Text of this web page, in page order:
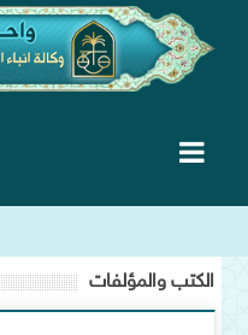
الكتب والمؤلفات